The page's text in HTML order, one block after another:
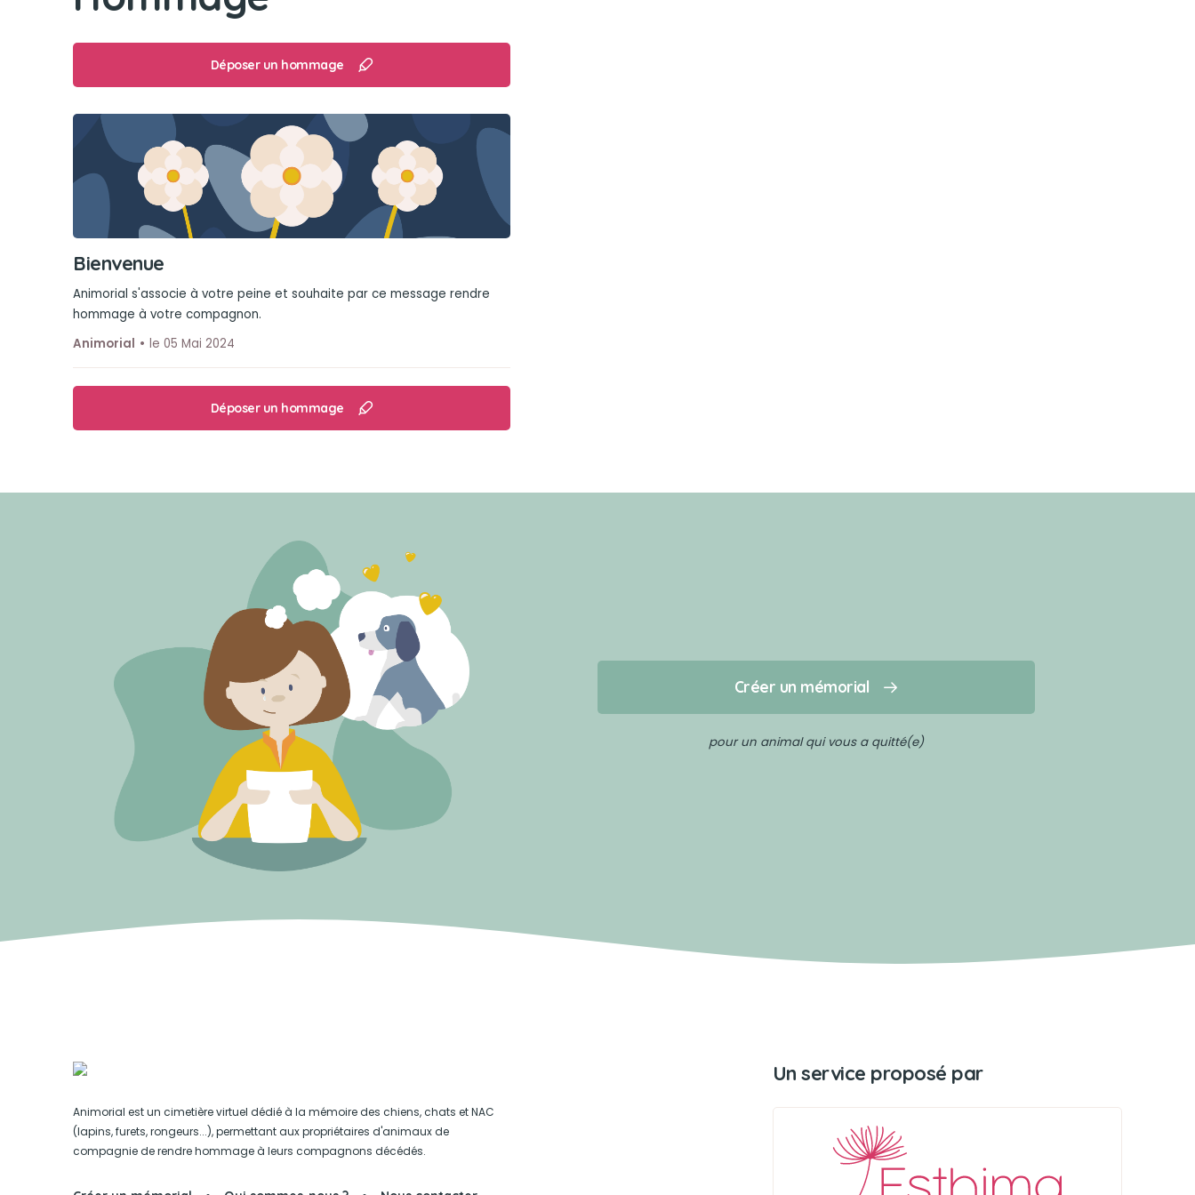
Déposer un hommage
Bienvenue
Animorial s'associe à votre peine et souhaite par ce message rendre
hommage à votre compagnon.
Animorial
le 05 Mai 2024
Déposer un hommage
Créer un mémorial
pour un animal qui vous a quitté(e)
Animorial est un cimetière virtuel dédié à la mémoire des chiens, chats et NAC
(lapins, furets, rongeurs...), permettant aux propriétaires d'animaux de
compagnie de rendre hommage à leurs compagnons décédés.
Un service proposé par